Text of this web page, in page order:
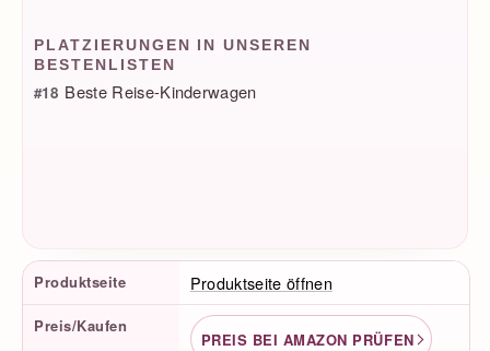
PLATZIERUNGEN IN UNSEREN
BESTENLISTEN
#18 Beste Reise-Kinderwagen
Produktfakten
Produktseite Produktseite öffnen
Preis/Kaufen
PREIS BEI AMAZON PRÜFEN